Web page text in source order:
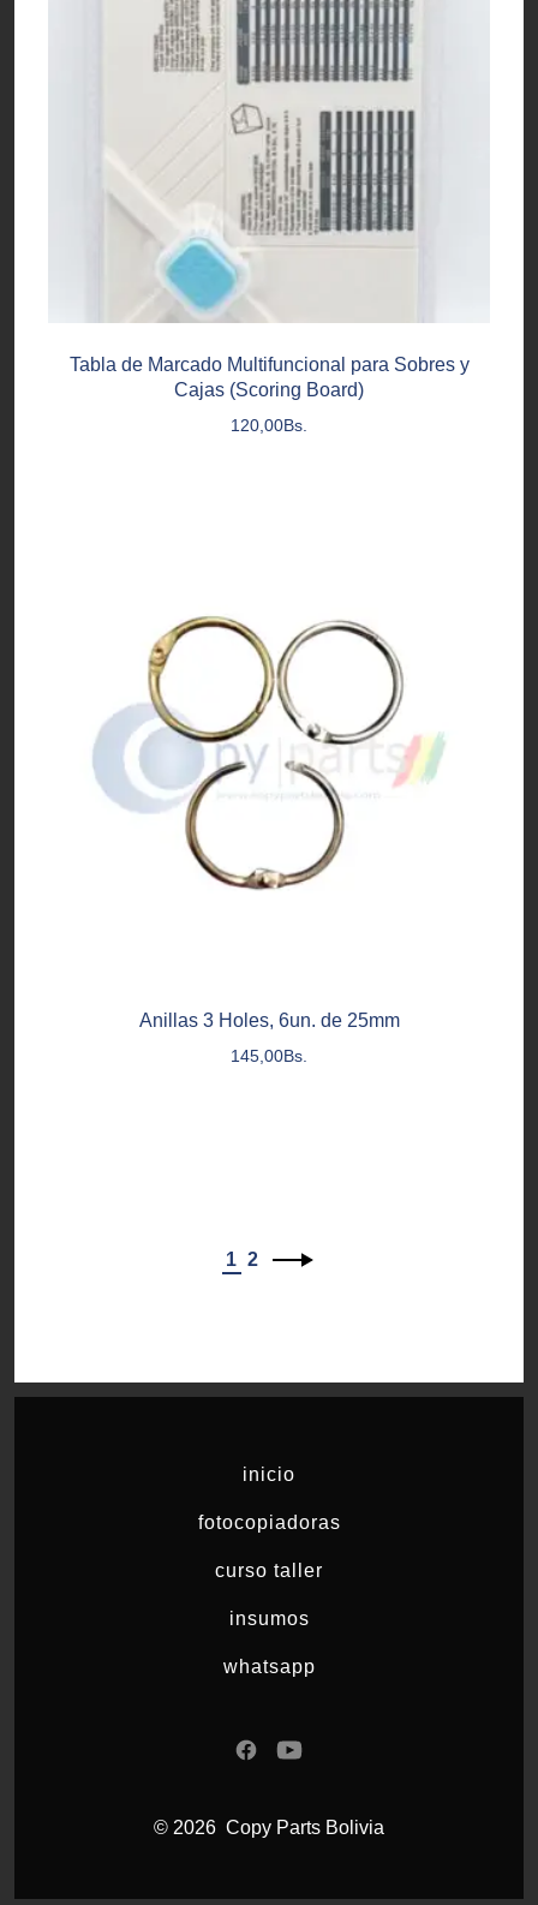
Tabla de Marcado Multifuncional para Sobres y
Cajas (Scoring Board)
120,00Bs.
Anillas 3 Holes, 6un. de 25mm
145,00Bs.
1 2
inicio
fotocopiadoras
curso taller
insumos
whatsapp
Abrir
en
nueva
Abrir
en
nueva
© 2026 Copy Parts Bolivia